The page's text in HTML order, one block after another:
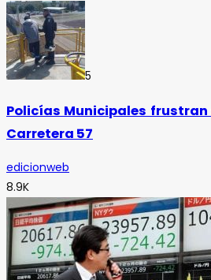
5
Policías Municipales frustran
Carretera 57
edicionweb
8.9K